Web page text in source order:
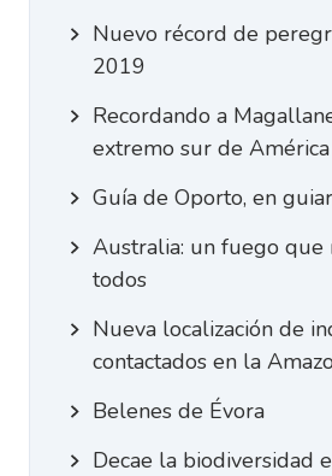
Nuevo récord de
2019
Recordando a
extremo sur de América
Guía de Oporto, en
Australia: un fuego que
todos
Nueva localización de
contactados en la
Belenes de Évora
Decae la biodiversidad